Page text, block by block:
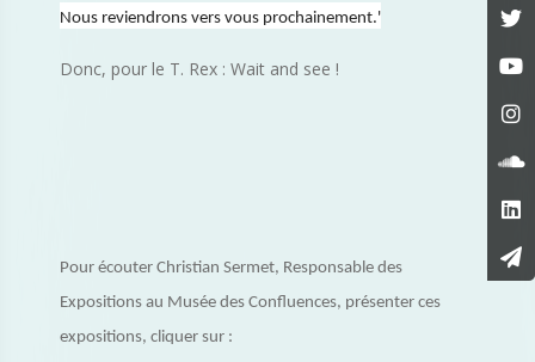
Nous reviendrons vers vous prochainement.'
Donc, pour le T. Rex : Wait and see !
Pour écouter Christian Sermet, Responsable des
Expositions au Musée des Confluences, présenter ces
expositions, cliquer sur :